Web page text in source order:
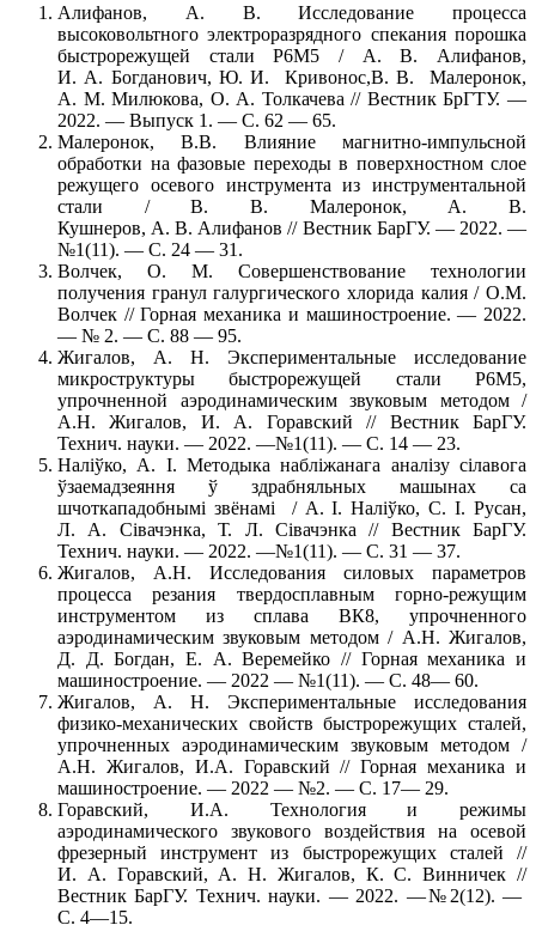
Алифанов, А. В. Исследование процесса
высоковольтного электроразрядного спекания порошка
быстрорежущей стали Р6М5 / А. В. Алифанов,
И. А. Богданович, Ю. И. Кривонос,В. В. Малеронок,
А. М. Милюкова, О. А. Толкачева // Вестник БрГТУ. —
2022. — Выпуск 1. — С. 62 — 65.
Малеронок, В.В. Влияние магнитно-импульсной
обработки на фазовые переходы в поверхностном слое
режущего осевого инструмента из инструментальной
стали / В. В. Малеронок, А. В.
Кушнеров, А. В. Алифанов // Вестник БарГУ. — 2022. —
№1(11). — С. 24 — 31.
Волчек, О. М. Совершенствование технологии
получения гранул галургического хлорида калия / О.М.
Волчек // Горная механика и машиностроение. — 2022.
— № 2. — С. 88 — 95.
Жигалов, А. Н. Экспериментальные исследование
микроструктуры быстрорежущей стали Р6М5,
упрочненной аэродинамическим звуковым методом /
А.Н. Жигалов, И. А. Горавский // Вестник БарГУ.
Технич. науки. — 2022. —№1(11). — С. 14 — 23.
Налiўко, А. I. Методыка наблiжанага аналiзу сiлавога
ўзаемадзеяння ў здрабняльных машынах са
шчоткападобнымi звёнамi / А. I. Налiўко, С. I. Русан,
Л. А. Сiвачэнка, Т. Л. Сiвачэнка // Вестник БарГУ.
Технич. науки. — 2022. —№1(11). — С. 31 — 37.
Жигалов, А.Н. Исследования силовых параметров
процесса резания твердосплавным горно-режущим
инструментом из сплава ВК8, упрочненного
аэродинамическим звуковым методом / А.Н. Жигалов,
Д. Д. Богдан, Е. А. Веремейко // Горная механика и
машиностроение. — 2022 — №1(11). — С. 48— 60.
Жигалов, А. Н. Экспериментальные исследования
физико-механических свойств быстрорежущих сталей,
упрочненных аэродинамическим звуковым методом /
А.Н. Жигалов, И.А. Горавский // Горная механика и
машиностроение. — 2022 — №2. — С. 17— 29.
Горавский, И.А. Технология и режимы
аэродинамического звукового воздействия на осевой
фрезерный инструмент из быстрорежущих сталей //
И. А. Горавский, А. Н. Жигалов, К. С. Винничек //
Вестник БарГУ. Технич. науки. — 2022. —№2(12). —
С. 4—15.